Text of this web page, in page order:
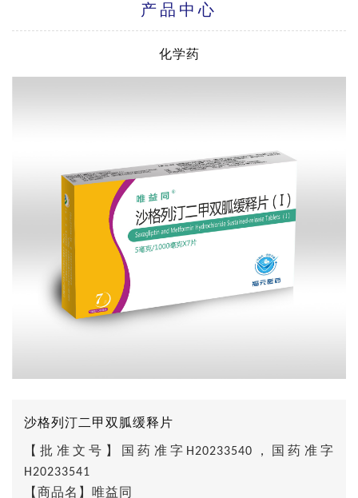
产品中心
化学药
沙格列汀二甲双胍缓释片
【批准文号】国药准字 H20233540 ，国药准字
H20233541
【商品名】唯益同